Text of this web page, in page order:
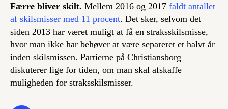
Færre bliver skilt. Mellem 2016 og 2017 faldt antallet
af skilsmisser med 11 procent. Det sker, selvom det
siden 2013 har været muligt at få en straksskilsmisse,
hvor man ikke har behøver at være separeret et halvt år
inden skilsmissen. Partierne på Christiansborg
diskuterer lige for tiden, om man skal afskaffe
muligheden for straksskilsmisser.